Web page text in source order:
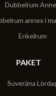
Dubbelrum
annex i
Enkelrum
PAKET
Suveräna